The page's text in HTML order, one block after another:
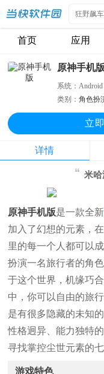
首页 应用
原神手机版
系统：Android
类别：角色扮
立
详情
米
原神手机版是一款全新
加入了幻想的元素，
里的每一个人都可以
扮演一名旅行者的角
于这个世界，机缘巧
中，你可以自由的旅
是有很多隐藏的未知
性格迥异、能力独特
寻找掌控尘世元素的
游戏特色